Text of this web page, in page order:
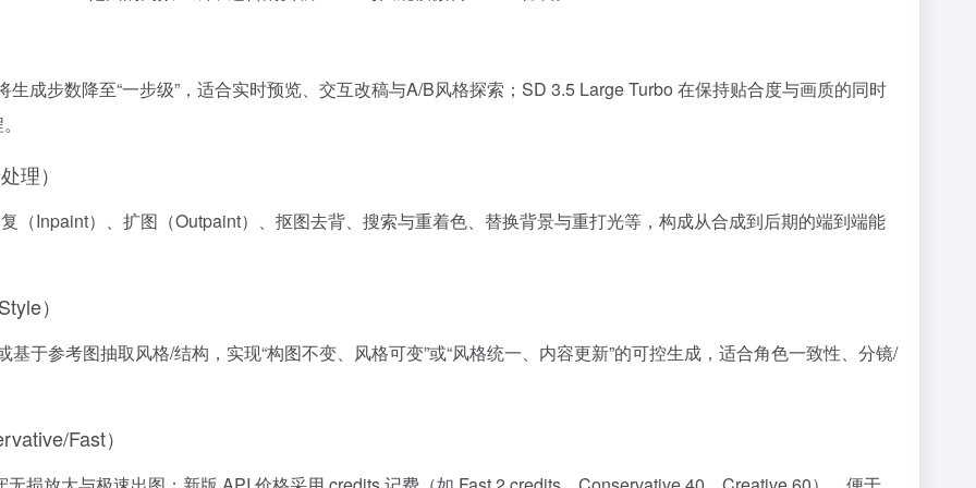
成步数降至“一步级”，适合实时预览、交互改稿与A/B风格探索；SD 3.5 Large Turbo 在保持贴合度与画质的同时
理）
（Inpaint）、扩图（Outpaint）、抠图去背、搜索与重着色、替换背景与重打光等，构成从合成到后期的端到端能
）
于参考图抽取风格/结构，实现“构图不变、风格可变”或“风格统一、内容更新”的可控生成，适合角色一致性、分镜/
Fast）